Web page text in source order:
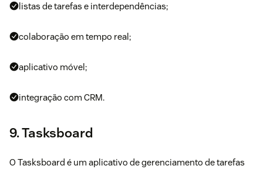
listas de tarefas e interdependências;
colaboração em tempo real;
aplicativo móvel;
integração com CRM.
9. Tasksboard
O Tasksboard é um aplicativo de gerenciamento de tarefas